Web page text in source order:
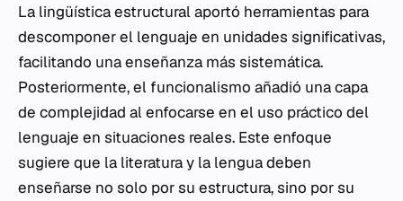
La lingüística estructural aportó herramientas para
descomponer el lenguaje en unidades significativas,
facilitando una enseñanza más sistemática.
Posteriormente, el funcionalismo añadió una capa
de complejidad al enfocarse en el uso práctico del
lenguaje en situaciones reales. Este enfoque
sugiere que la literatura y la lengua deben
enseñarse no solo por su estructura, sino por su